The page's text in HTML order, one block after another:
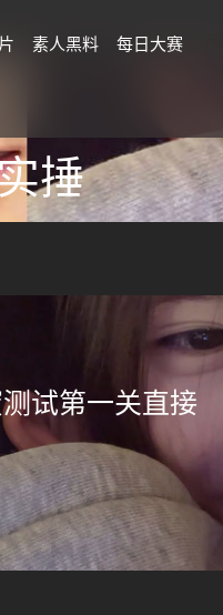
素人黑料 每日大赛
捶
试第一关直接